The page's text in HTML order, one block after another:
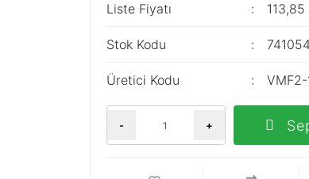
Liste Fiyatı 113,85
Stok Kodu
Üretici Kodu
- +